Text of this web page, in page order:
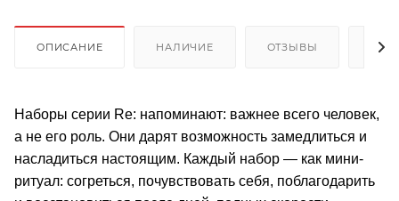
ОПИСАНИЕ НАЛИЧИЕ ОТЗЫВЫ
Наборы серии Re: напоминают: важнее всего человек,
а не его роль. Они дарят возможность замедлиться и
насладиться настоящим. Каждый набор — как мини-
ритуал: согреться, почувствовать себя, поблагодарить